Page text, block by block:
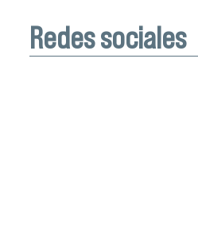
Redes sociales